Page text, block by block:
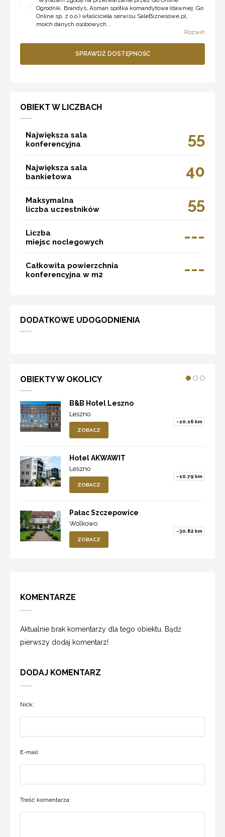
Ogrodnik, Brandys, Asman spółka komandytowa (dawniej: Go
Online sp. z o.o.) właściciela serwisu SaleBiznesowe.pl,
moich danych osobowych...
Rozwiń
SPRAWDŹ DOSTĘPNOŚĆ
OBIEKT W LICZBACH
Największa sala
konferencyjna
55
Największa sala
bankietowa
40
Maksymalna
liczba uczestników
55
Liczba
miejsc noclegowych
---
Całkowita powierzchnia
konferencyjna w m2
---
DODATKOWE UDOGODNIENIA
OBIEKTY W OKOLICY
B&B Hotel Leszno
Leszno
~10.16 km
ZOBACZ
Hotel AKWAWIT
Leszno
~10.79 km
ZOBACZ
Pałac Szczepowice
Wolkowo
~30.82 km
ZOBACZ
KOMENTARZE
Aktualnie brak komentarzy dla tego obiektu. Bądź
pierwszy dodaj komentarz!
DODAJ KOMENTARZ
Nick:
E-mail:
Treść komentarza: